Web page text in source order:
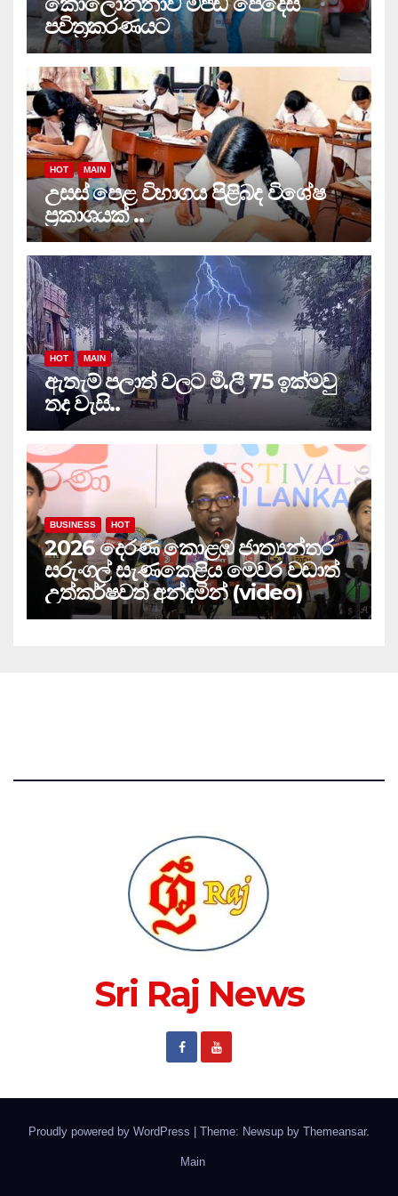
පවිත්‍රකරණයට
HOT MAIN
උසස් පෙළ විභාගය පිළිබද විශේෂ
ප්‍රකාශයක් ..
HOT MAIN
ඇතැම් පලාත් වලට මී.ලී 75 ඉක්මවු
තද වැසි..
BUSINESS HOT
2026 දෙරණ කොළඹ ජාත්‍යන්තර
සරුංගල් සැණකෙළිය මෙවර වඩාත්
උත්කර්ෂවත් අන්දමින් (video)
Sri Raj News
Proudly powered by WordPress Theme: Newsup by Themeansar.
Main